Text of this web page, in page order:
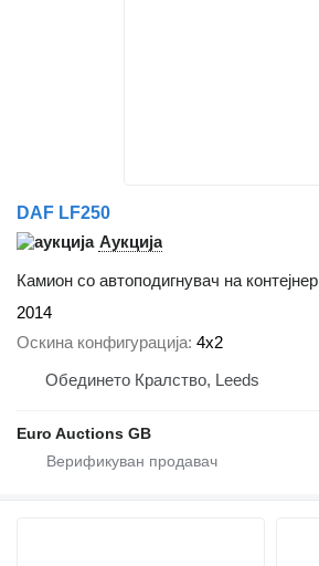
DAF LF250
Аукција
Камион со автоподигнувач на контејнер
2014
Оскина конфигурација 4x2
Обединето Кралство, Leeds
Euro Auctions GB